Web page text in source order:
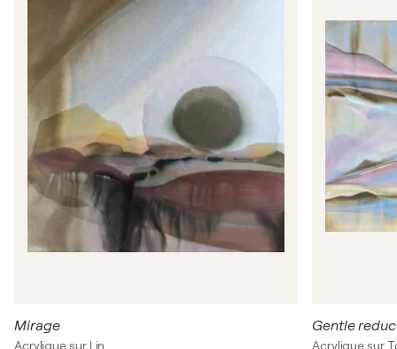
Mirage
Acrylique sur Lin
Gentle
Acrylique sur